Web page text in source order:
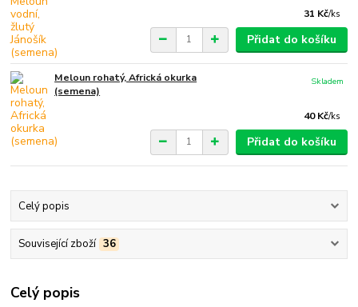
31 Kč/ks
Přidat do košíku
Meloun rohatý, Africká okurka
(semena)
40 Kč/ks
Skladem
Přidat do košíku
Celý popis
Související zboží 36
Celý popis